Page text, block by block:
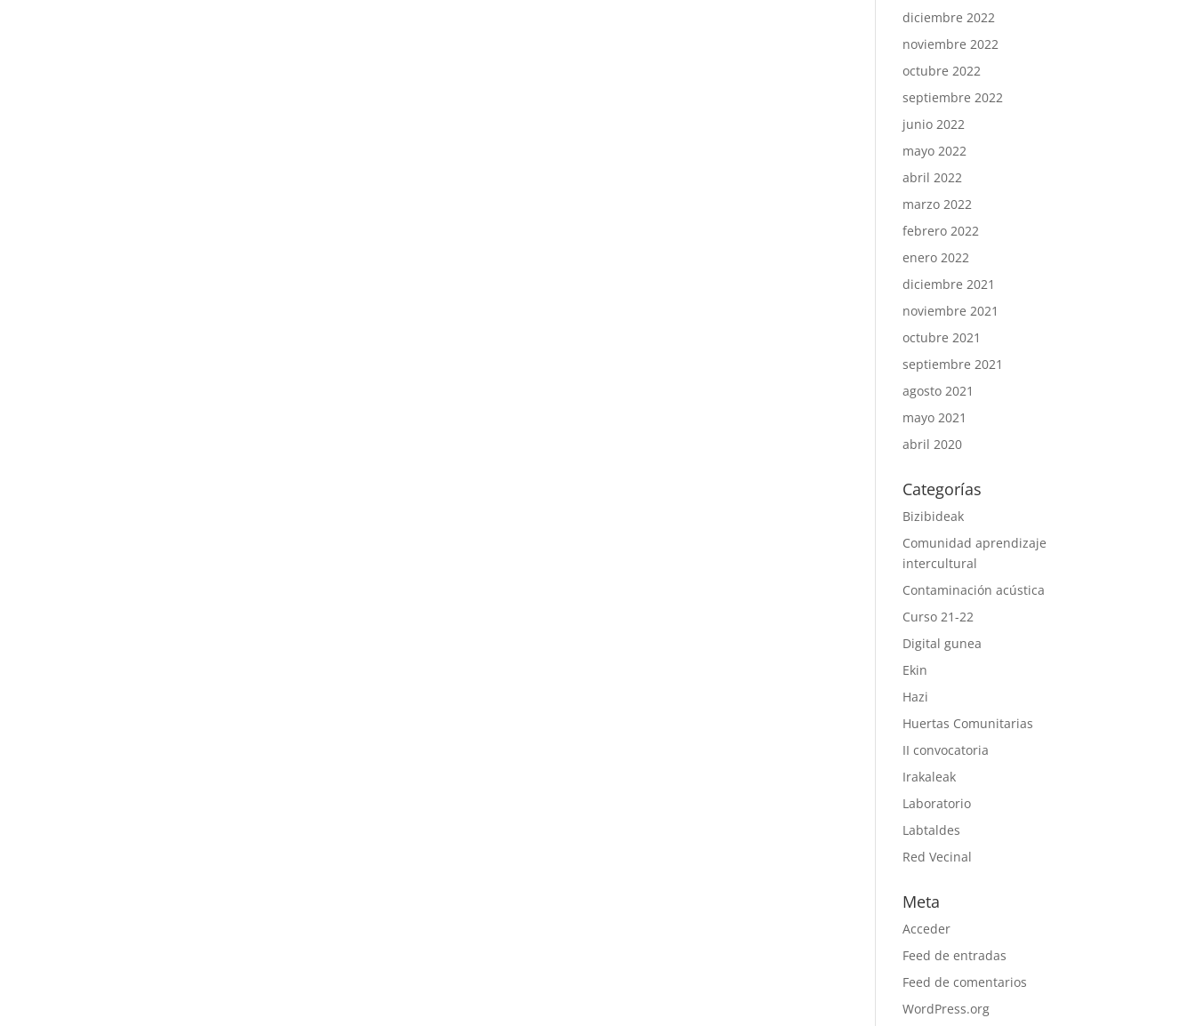
diciembre 2022
noviembre 2022
octubre 2022
septiembre 2022
junio 2022
mayo 2022
abril 2022
marzo 2022
febrero 2022
enero 2022
diciembre 2021
noviembre 2021
octubre 2021
septiembre 2021
agosto 2021
mayo 2021
abril 2020
Categorías
Bizibideak
Comunidad aprendizaje
intercultural
Contaminación acústica
Curso 21-22
Digital gunea
Ekin
Hazi
Huertas Comunitarias
II convocatoria
Irakaleak
Laboratorio
Labtaldes
Red Vecinal
Meta
Acceder
Feed de entradas
Feed de comentarios
WordPress.org